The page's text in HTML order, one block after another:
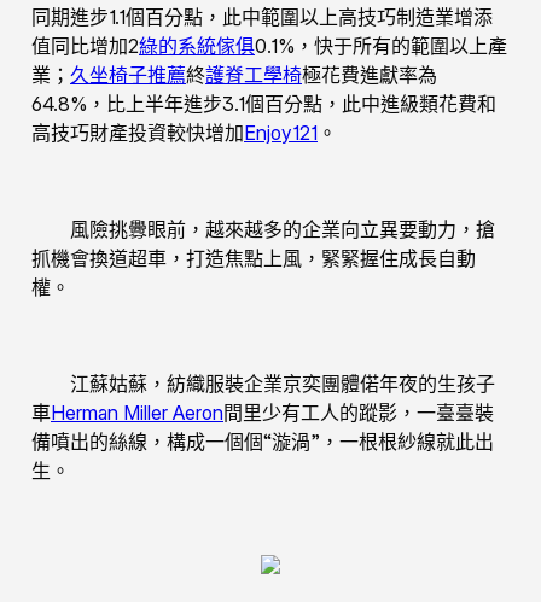
同期進步1.1個百分點，此中範圍以上高技巧制造業增添
值同比增加2綠的系統傢俱0.1%，快于所有的範圍以上產
業； 久坐椅子推薦終護脊工學椅極花費進獻率為
64.8%，比上半年進步3.1個百分點，此中進級類花費和
高技巧財產投資較快增加Enjoy121 。
風險挑釁眼前，越來越多的企業向立異要動力，搶
抓機會換道超車，打造焦點上風，緊緊握住成長自動
權。
江蘇姑蘇，紡織服裝企業京奕團體偌年夜的生孩子
車Herman Miller Aeron間里少有工人的蹤影，一臺臺裝
備噴出的絲線，構成一個個“漩渦”，一根根紗線就此出
生。